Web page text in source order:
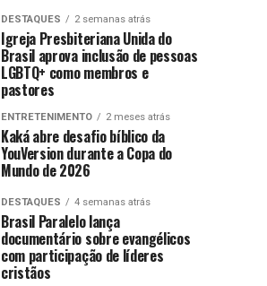
DESTAQUES 2 semanas atrás
Igreja Presbiteriana Unida do
Brasil aprova inclusão de pessoas
LGBTQ+ como membros e
pastores
ENTRETENIMENTO 2 meses atrás
Kaká abre desafio bíblico da
YouVersion durante a Copa do
Mundo de 2026
DESTAQUES 4 semanas atrás
Brasil Paralelo lança
documentário sobre evangélicos
com participação de líderes
cristãos